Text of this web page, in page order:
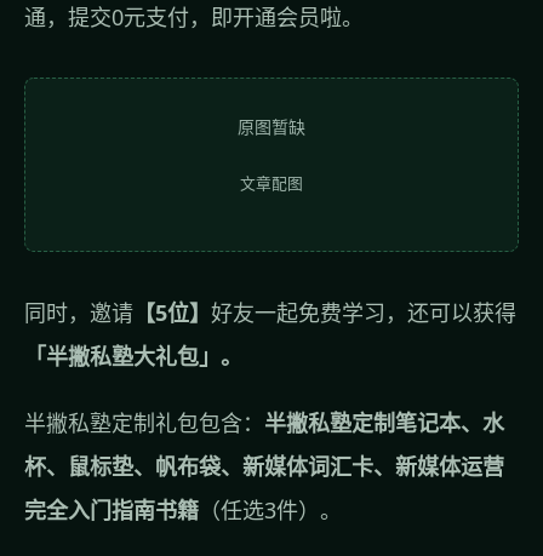
通，提交0元支付，即开通会员啦。
原图暂缺
文章配图
同时，邀请 【5位】 好友一起免费学习，还可以获得
「半撇私塾大礼包」。
半撇私塾定制礼包包含： 半撇私塾定制笔记本、水
杯、鼠标垫、帆布袋、新媒体词汇卡、新媒体运营
完全入门指南书籍 （任选3件）。